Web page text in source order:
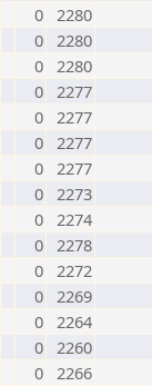
0 2280
0 2280
0 2280
0 2277
0 2277
0 2277
0 2277
0 2273
0 2274
0 2278
0 2272
0 2269
0 2264
0 2260
0 2266